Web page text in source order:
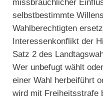
missbräuchlicher
selbstbestimmte
Wahlberechtigten
Interessenkonflikt der
Satz 2 des
Wer unbefugt wählt
einer Wahl herbeiführt
wird mit Freiheitsstrafe